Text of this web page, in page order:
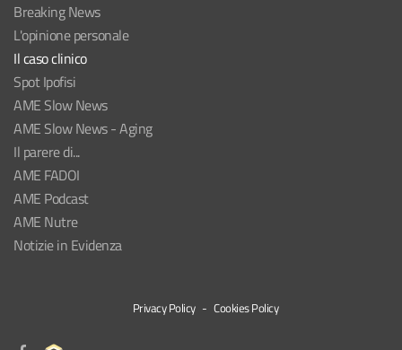
Breaking News
L'opinione personale
Il caso clinico
Spot Ipofisi
AME Slow News
AME Slow News - Aging
Il parere di...
AME FADOI
AME Podcast
AME Nutre
Notizie in Evidenza
Privacy Policy-Cookies Policy